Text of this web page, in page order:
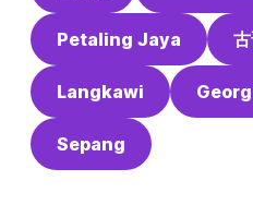
Petaling Jaya
Langkawi
Sepang